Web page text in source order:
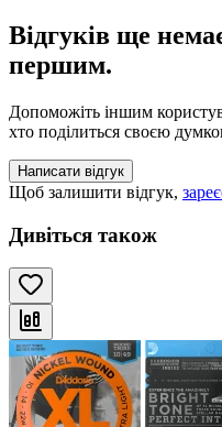
Відгуків ще
першим.
Допоможіть іншим
хто поділиться своєю
Написати відгук
Щоб залишити відгук,
Дивіться також